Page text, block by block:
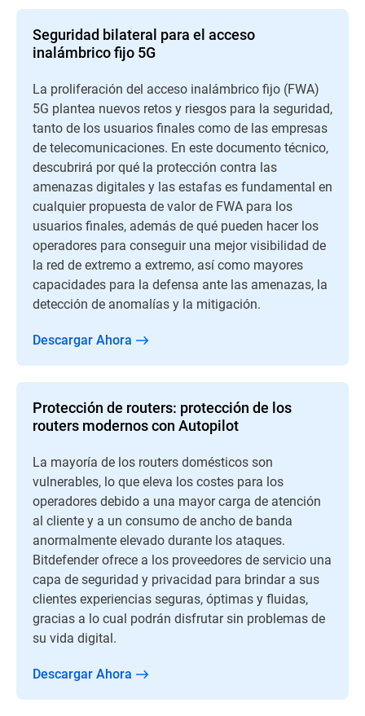
Seguridad bilateral para el acceso
inalámbrico fijo 5G
La proliferación del acceso inalámbrico fijo (FWA)
5G plantea nuevos retos y riesgos para la seguridad,
tanto de los usuarios finales como de las empresas
de telecomunicaciones. En este documento técnico,
descubrirá por qué la protección contra las
amenazas digitales y las estafas es fundamental en
cualquier propuesta de valor de FWA para los
usuarios finales, además de qué pueden hacer los
operadores para conseguir una mejor visibilidad de
la red de extremo a extremo, así como mayores
capacidades para la defensa ante las amenazas, la
detección de anomalías y la mitigación.
Descargar Ahora
Protección de routers: protección de los
routers modernos con Autopilot
La mayoría de los routers domésticos son
vulnerables, lo que eleva los costes para los
operadores debido a una mayor carga de atención
al cliente y a un consumo de ancho de banda
anormalmente elevado durante los ataques.
Bitdefender ofrece a los proveedores de servicio una
capa de seguridad y privacidad para brindar a sus
clientes experiencias seguras, óptimas y fluidas,
gracias a lo cual podrán disfrutar sin problemas de
su vida digital.
Descargar Ahora